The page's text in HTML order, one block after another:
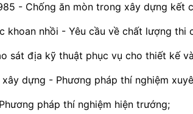
- Chống ăn mòn trong xây dựng kết
khoan nhồi - Yêu cầu về chất lượng thi
sát địa kỹ thuật phục vụ cho thiết kế
dựng - Phương pháp thí nghiệm
pháp thí nghiệm hiện trướng;